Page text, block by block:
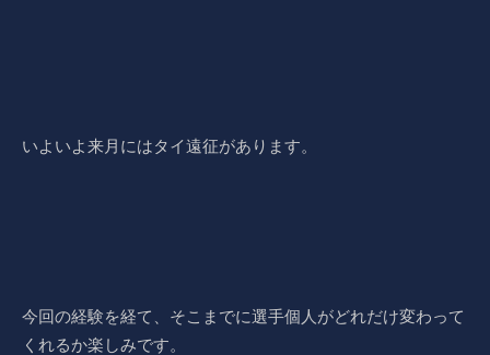
いよいよ来月にはタイ遠征があります。
今回の経験を経て、そこまでに選手個人がどれだけ変わって
くれるか楽しみです。